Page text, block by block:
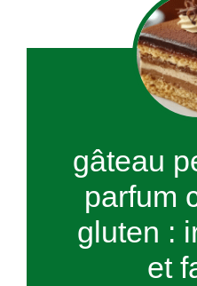
gâteau
parfum
gluten :
et